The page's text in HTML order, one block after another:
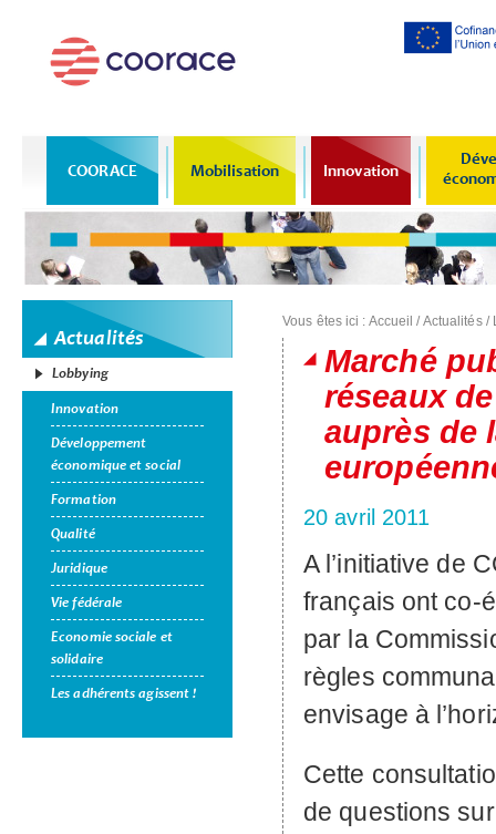
COORACE Mobilisation Innovation
Actualités
Lobbying
Innovation
Développement
économique et social
Formation
Qualité
Juridique
Vie fédérale
Economie sociale et
solidaire
Les adhérents agissent !
Vous êtes ici : Accueil /Actualités/
Marché
réseaux
auprès de
20 avril 2011
A l’initiative de
français ont co-
par la
règles
envisage à
Cette
de questions